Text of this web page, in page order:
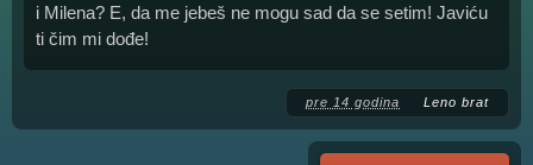
i Milena? E, da me jebeš ne mogu sad da se setim! Javiću
ti čim mi dođe!
pre 14 godina Leno brat